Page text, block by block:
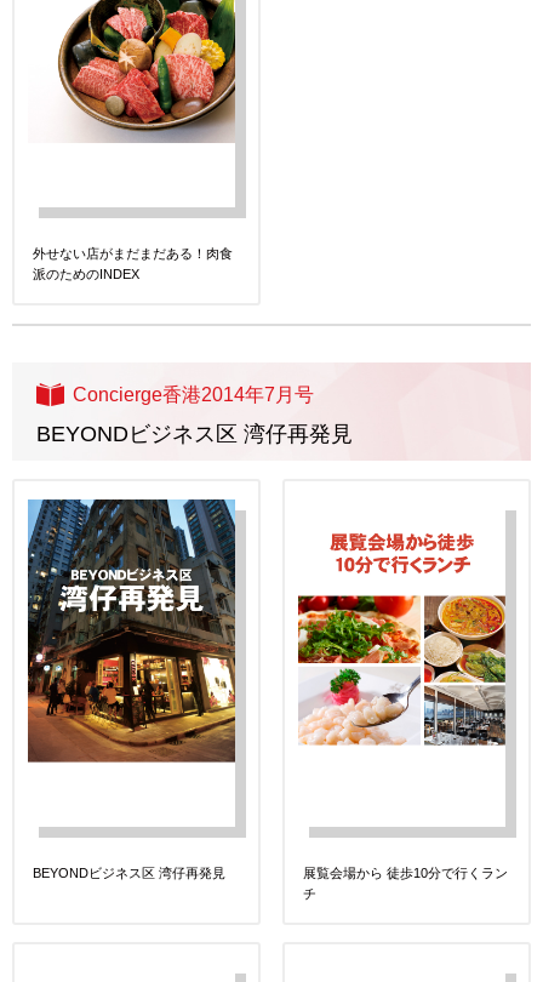
外せない店がまだまだある！肉食
派のためのINDEX
Concierge香港2014年7月号
BEYONDビジネス区 湾仔再発見
BEYONDビジネス区 湾仔再発見
展覧会場から 徒歩10分で行くラン
チ